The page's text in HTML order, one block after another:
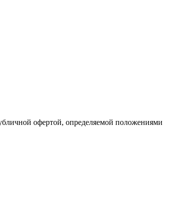
офертой, определяемой положениями